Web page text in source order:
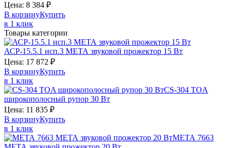
Цена: 8 384 ₽
В корзинуКупить
в 1 клик
Товары категории
АСР-15.5.1 исп.3 МЕТА звуковой прожектор 15 Вт
Цена: 17 872 ₽
В корзинуКупить
в 1 клик
CS-304 TOA
широкополосный рупор 30 Вт
Цена: 11 835 ₽
В корзинуКупить
в 1 клик
МЕТА 7663